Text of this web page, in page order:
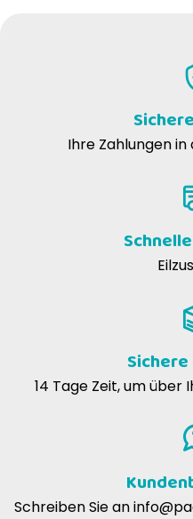
Ihre Zahlungen
14 Tage Zeit, um über
Schreiben Sie an